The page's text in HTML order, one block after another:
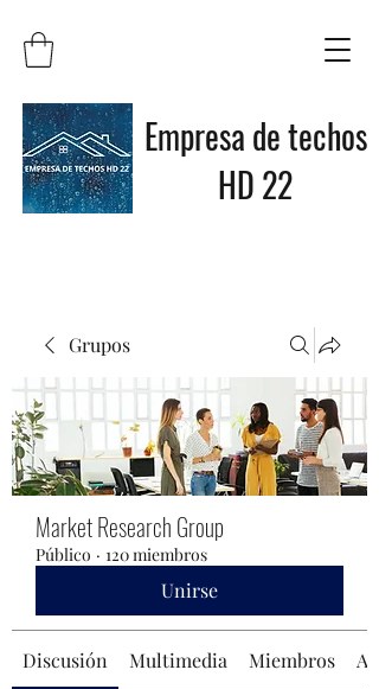
Empresa de techos
HD 22
Grupos
Market Research Group
Público · 120 miembros
Unirse
Discusión Multimedia Miembros